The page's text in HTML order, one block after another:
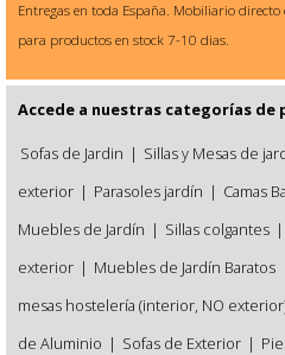
Entregas en toda España. Mobiliario directo
para productos en stock 7-10 dias.
Accede a nuestras categorías de
Sofas de Jardin | Sillas y Mesas de
exterior | Parasoles jardín | Camas
Muebles de Jardín | Sillas colgantes |
exterior | Muebles de Jardín Baratos
mesas hostelería (interior, NO
de Aluminio | Sofas de Exterior |